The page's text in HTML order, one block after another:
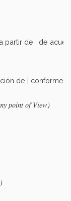
partir de | de
de | conforme
point of View)